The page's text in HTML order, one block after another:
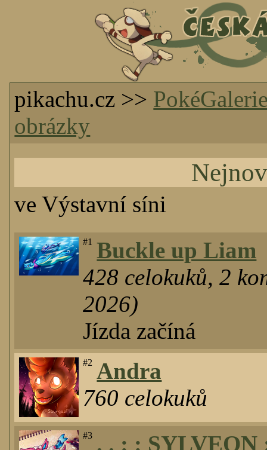
pikachu.cz >>
obrázky
ve Výstavní síni
#1
Buckle up Liam
428 celokuků,2
2026)
Jízda začíná
#2 Andra
760 celokuků
#3 . . : : SYLVEON